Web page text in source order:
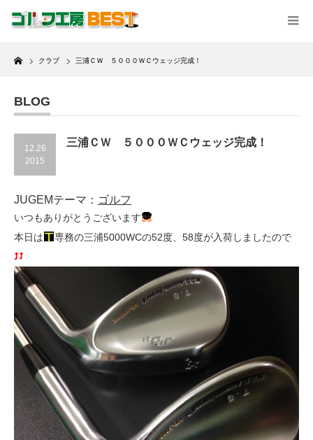
Home
クラブ 三浦ＣＷ ５０００ＷＣウェッジ完成！
BLOG
12.26
2015
三浦ＣＷ ５０００ＷＣウェッジ完成！
JUGEMテーマ： ゴルフ
いつもありがとうございます
本日は
専務の三浦5000WCの52度、58度が入荷しましたので